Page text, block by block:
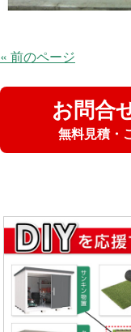
« 前のページ
お問合
無料見積・